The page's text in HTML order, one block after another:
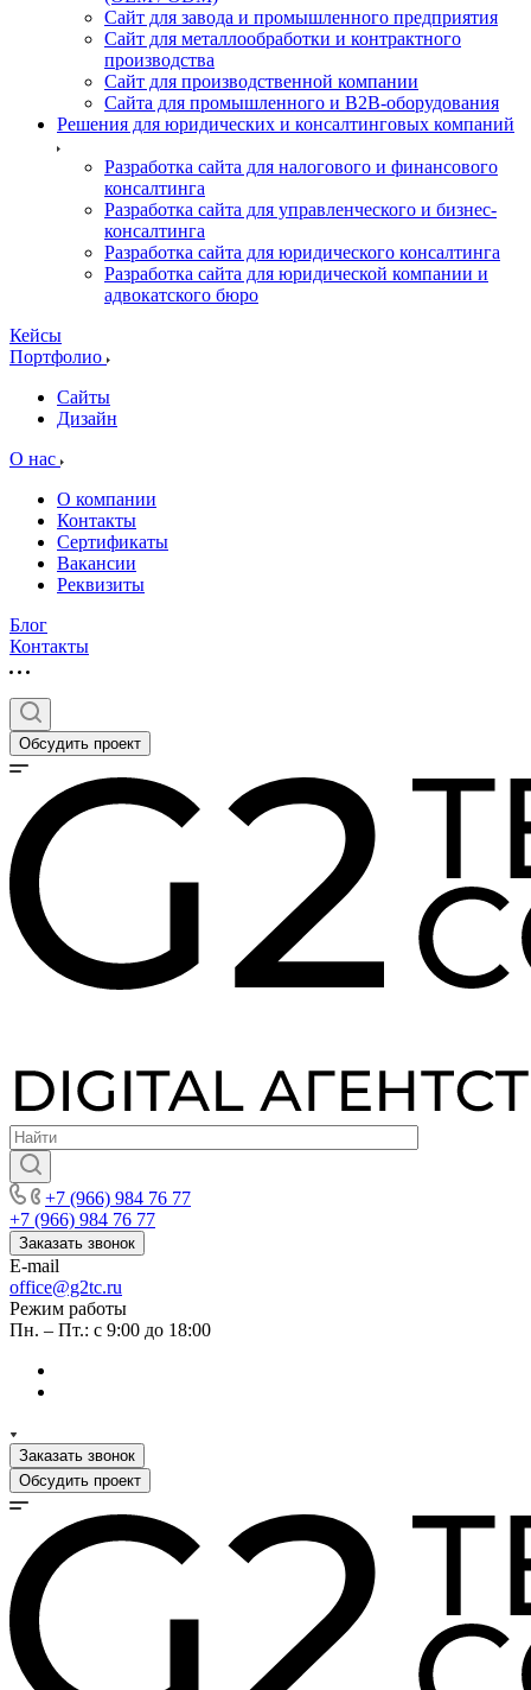
Сайт для завода и промышленного предприятия
Сайт для металлообработки и контрактного
производства
Сайт для производственной компании
Сайта для промышленного и B2B-оборудования
Решения для юридических и консалтинговых компаний
Разработка сайта для налогового и финансового
консалтинга
Разработка сайта для управленческого и бизнес-
консалтинга
Разработка сайта для юридического консалтинга
Разработка сайта для юридической компании и
адвокатского бюро
Кейсы
Портфолио
Сайты
Дизайн
О нас
О компании
Контакты
Сертификаты
Вакансии
Реквизиты
Блог
Контакты
Обсудить проект
+7 (966) 984 76 77
+7 (966) 984 76 77
Заказать звонок
E-mail
office@g2tc.ru
Режим работы
Пн. – Пт.: с 9:00 до 18:00
Заказать звонок
Обсудить проект